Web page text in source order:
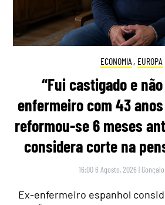
ECONOMIA , EUROPA
“Fui castigado e
enfermeiro com 43
reformou-se 6 meses
considera corte na
16:00 6 Agosto, 2026 |
Ex-enfermeiro espanhol